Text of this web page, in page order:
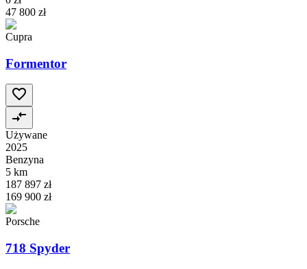
47 800 zł
Cupra
Formentor
Używane
2025
Benzyna
5 km
187 897 zł
169 900 zł
Porsche
718 Spyder